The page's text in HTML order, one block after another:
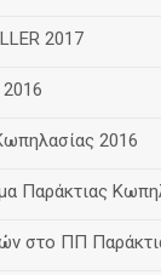
2017
2016
Παράκτιας
στο ΠΠ